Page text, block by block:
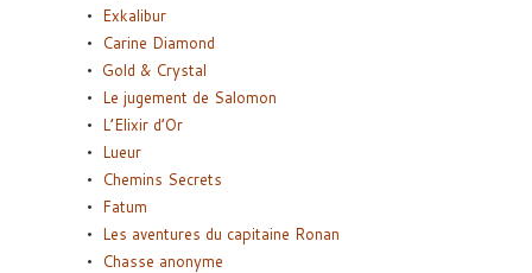
Exkalibur
Carine Diamond
Gold & Crystal
Le jugement de Salomon
L’Elixir d’Or
Lueur
Chemins Secrets
Fatum
Les aventures du capitaine Ronan
Chasse anonyme